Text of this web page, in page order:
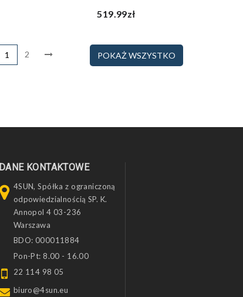
519.99zł
POKAŻ WSZYSTKO
1 2
DANE KONTAKTOWE
4SUN, Spółka z ograniczoną
odpowiedzialnością SP. K.
Annopol 4 03-236
Warszawa
BDO: 000011884
Pon-Pt: 8.00 - 16.00
22 114 98 05
biuro@4sun.eu